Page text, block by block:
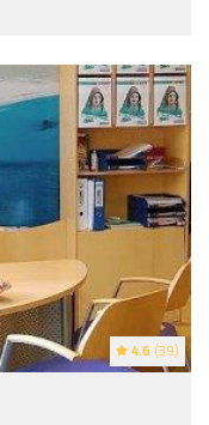
4.6 (39)